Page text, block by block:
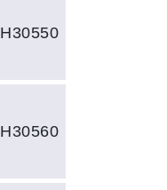
H30550
H30560